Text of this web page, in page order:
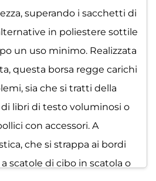
superando i sacchetti di
in poliestere sottile
un uso minimo. Realizzata
questa borsa regge carichi
sia che si tratti della
libri di testo voluminosi o
con accessori. A
che si strappa ai bordi
scatole di cibo in scatola o